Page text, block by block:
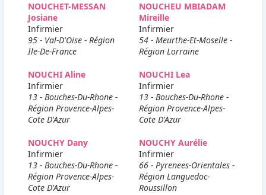
NOUCHET-MESSAN
Josiane
Infirmier
95 - Val-D'Oise - Région
Ile-De-France
NOUCHEU MBIADAM
Mireille
Infirmier
54 - Meurthe-Et-Moselle -
Région Lorraine
NOUCHI Aline
Infirmier
13 - Bouches-Du-Rhone -
Région Provence-Alpes-
Cote D'Azur
NOUCHI Lea
Infirmier
13 - Bouches-Du-Rhone -
Région Provence-Alpes-
Cote D'Azur
NOUCHY Dany
Infirmier
13 - Bouches-Du-Rhone -
Région Provence-Alpes-
Cote D'Azur
NOUCHY Aurélie
Infirmier
66 - Pyrenees-Orientales -
Région Languedoc-
Roussillon